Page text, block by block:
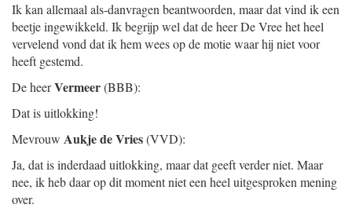
Ik kan allemaal als-danvragen beantwoorden, maar dat vind ik een
beetje ingewikkeld. Ik begrijp wel dat de heer De Vree het heel
vervelend vond dat ik hem wees op de motie waar hij niet voor
heeft gestemd.
De heerVermeer(BBB):
Dat is uitlokking!
Mevrouw Aukje de Vries(VVD):
Ja, dat is inderdaad uitlokking, maar dat geeft verder niet. Maar
nee, ik heb daar op dit moment niet een heel uitgesproken mening
over.